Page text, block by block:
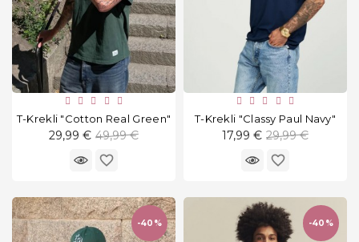
Gultasveļa
un mājas
apģērbs
Apakšveļa
Aksesuāri
Kosmētika
Higiēna
Preces
T-Krekli "Cotton Real Green"
29,99 € Standarta
cena
49,99 €
favorite_border
T-Krekli "Classy Paul Navy"
17,99 € Standarta
cena
29,99 €
favorite_border
-40% -40%